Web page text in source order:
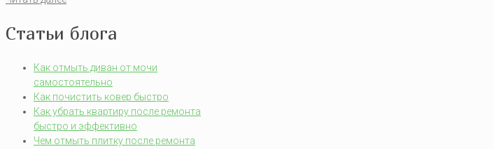
Статьи блога
Как отмыть диван от мочи
самостоятельно
Как почистить ковер быстро
Как убрать квартиру после ремонта
быстро и эффективно
Чем отмыть плитку после ремонта